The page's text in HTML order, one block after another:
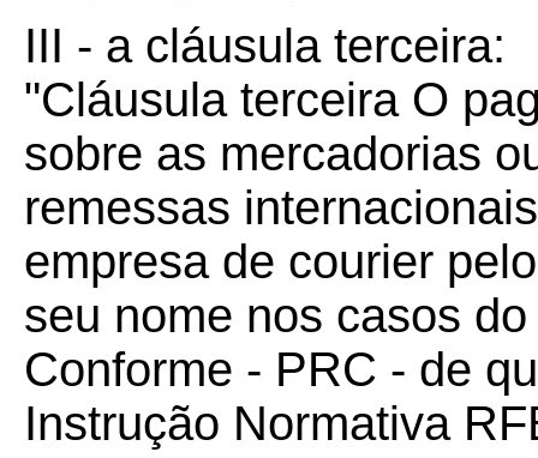
III - a cláusula terceira:
"Cláusula terceira O
sobre as mercadorias
remessas
empresa de courier
seu nome nos casos
Conforme - PRC - de
Instrução Normativa